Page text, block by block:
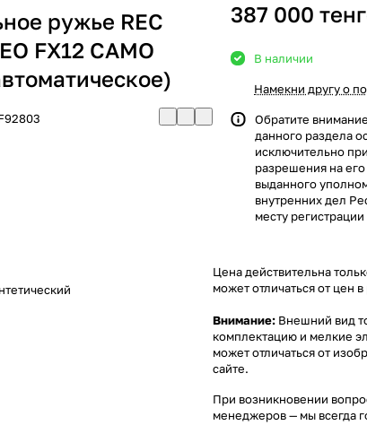
ружье REC
FX12 CAMO
387 000
В наличии
Намекни другу о
Обратите
данного раздела
исключительно
разрешения на
выданного
внутренних дел
месту
Цена действительна
может отличаться от цен
Внимание: Внешний вид
комплектацию и мелкие
может отличаться от
сайте.
При возникновении
менеджеров— мы всегда